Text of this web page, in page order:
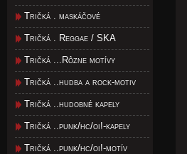
Tričká . maskáčové
Tričká . Reggae / SKA
Tričká ...Rôzne motívy
Tričká ..hudba a rock-motiv
Tričká ..hudobné kapely
Tričká ..punk/hc/oi!-kapely
Tričká ..punk/hc/oi!-motív